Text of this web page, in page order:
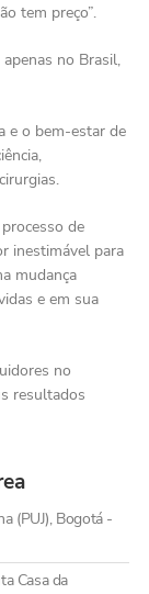
tem preço”.
no Brasil,
e o bem-estar de
de
inestimável para
mudança
e em sua
no
resultados
(PUJ), Bogotá -
Casa da